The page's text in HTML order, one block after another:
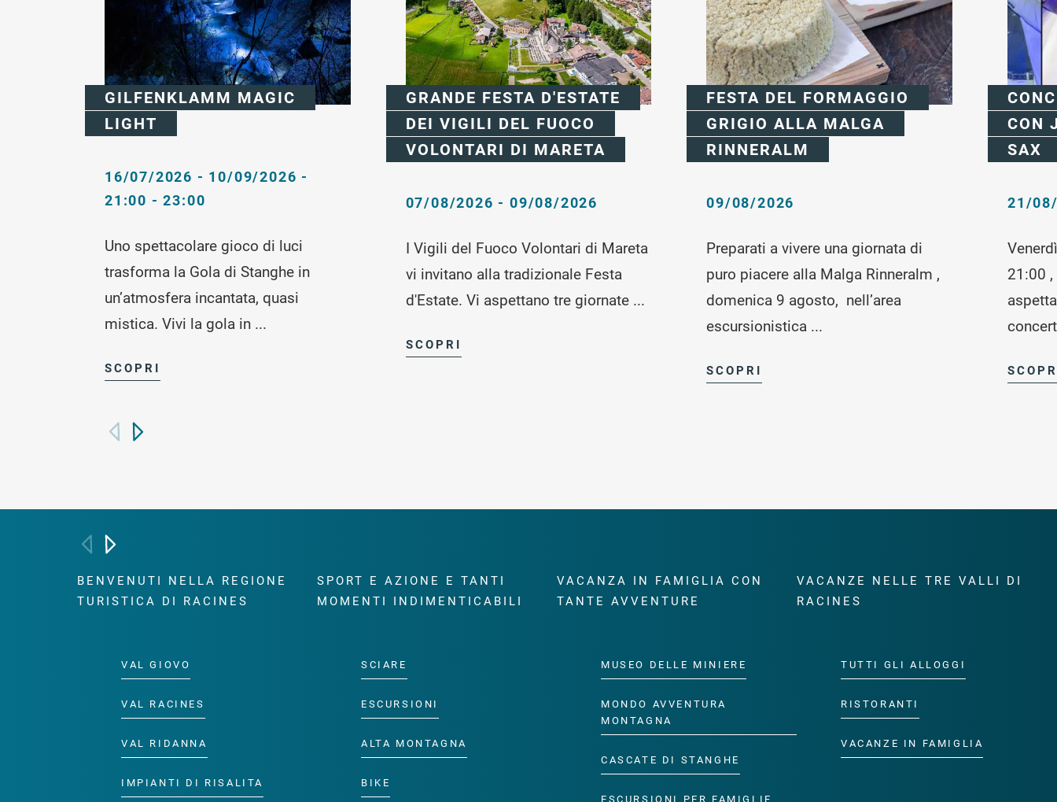
GILFENKLAMM MAGIC
LIGHT
16/07/2026 - 10/09/2026 -
21:00 - 23:00
Uno spettacolare gioco di luci
trasforma la Gola di Stanghe in
un’atmosfera incantata, quasi
mistica. Vivi la gola in ...
SCOPRI
GRANDE FESTA D'ESTATE
DEI VIGILI DEL FUOCO
VOLONTARI DI MARETA
07/08/2026 - 09/08/2026
I Vigili del Fuoco Volontari di Mareta
vi invitano alla tradizionale Festa
d'Estate. Vi aspettano tre giornate ...
SCOPRI
FESTA DEL FORMAGGIO
GRIGIO ALLA MALGA
RINNERALM
09/08/2026
Preparati a vivere una giornata di
puro piacere alla Malga Rinneralm ,
domenica 9 agosto, nell’area
escursionistica ...
SCOPRI
CON
SAX
21/
21:00
BENVENUTI NELLA REGIONE
TURISTICA DI RACINES
VAL GIOVO
VAL RACINES
VAL RIDANNA
IMPIANTI DI RISALITA
SPORT E AZIONE E TANTI
MOMENTI INDIMENTICABILI
SCIARE
ESCURSIONI
ALTA MONTAGNA
BIKE
VACANZA IN FAMIGLIA CON
TANTE AVVENTURE
MUSEO DELLE MINIERE
MONDO AVVENTURA
MONTAGNA
CASCATE DI STANGHE
ESCURSIONI PER FAMIGLIE
VACANZE NELLE TRE VALLI DI
RACINES
TUTTI GLI ALLOGGI
RISTORANTI
VACANZE IN FAMIGLIA